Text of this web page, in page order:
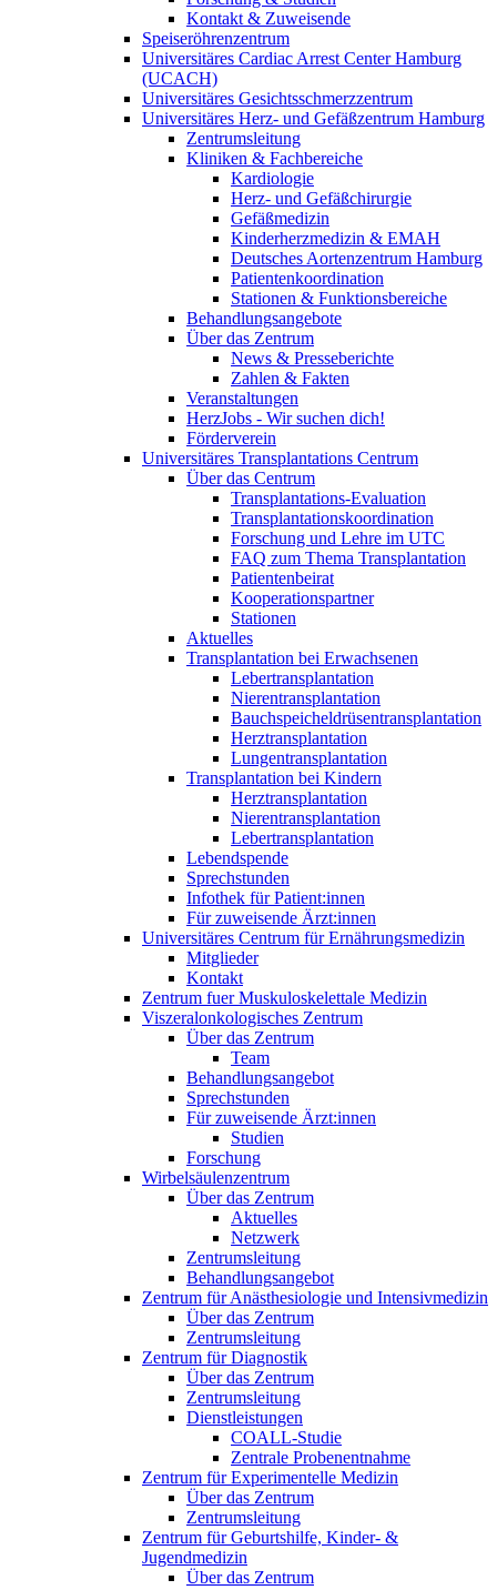
Kontakt & Zuweisende
Speiseröhrenzentrum
Universitäres Cardiac Arrest Center Hamburg
(UCACH)
Universitäres Gesichtsschmerzzentrum
Universitäres Herz- und Gefäßzentrum Hamburg
Zentrumsleitung
Kliniken & Fachbereiche
Kardiologie
Herz- und Gefäßchirurgie
Gefäßmedizin
Kinderherzmedizin & EMAH
Deutsches Aortenzentrum Hamburg
Patientenkoordination
Stationen & Funktionsbereiche
Behandlungsangebote
Über das Zentrum
News & Presseberichte
Zahlen & Fakten
Veranstaltungen
HerzJobs - Wir suchen dich!
Förderverein
Universitäres Transplantations Centrum
Über das Centrum
Transplantations-Evaluation
Transplantationskoordination
Forschung und Lehre im UTC
FAQ zum Thema Transplantation
Patientenbeirat
Kooperationspartner
Stationen
Aktuelles
Transplantation bei Erwachsenen
Lebertransplantation
Nierentransplantation
Bauchspeicheldrüsentransplantation
Herztransplantation
Lungentransplantation
Transplantation bei Kindern
Herztransplantation
Nierentransplantation
Lebertransplantation
Lebendspende
Sprechstunden
Infothek für Patient:innen
Für zuweisende Ärzt:innen
Universitäres Centrum für Ernährungsmedizin
Mitglieder
Kontakt
Zentrum fuer Muskuloskelettale Medizin
Viszeral­onkologisches Zentrum
Über das Zentrum
Team
Behandlungsangebot
Sprechstunden
Für zuweisende Ärzt:innen
Studien
Forschung
Wirbelsäulenzentrum
Über das Zentrum
Aktuelles
Netzwerk
Zentrumsleitung
Behandlungsangebot
Zentrum für Anästhesiologie und Intensivmedizin
Über das Zentrum
Zentrumsleitung
Zentrum für Diagnostik
Über das Zentrum
Zentrumsleitung
Dienstleistungen
COALL-Studie
Zentrale Probenentnahme
Zentrum für Experimentelle Medizin
Über das Zentrum
Zentrumsleitung
Zentrum für Geburtshilfe, Kinder- &
Jugendmedizin
Über das Zentrum